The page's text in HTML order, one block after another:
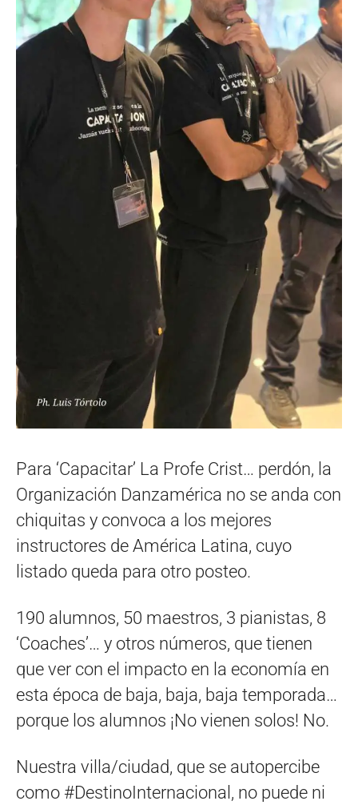
Para ‘Capacitar’ La Profe Crist… perdón, la
Organización Danzamérica no se anda con
chiquitas y convoca a los mejores
instructores de América Latina, cuyo
listado queda para otro posteo.
190 alumnos, 50 maestros, 3 pianistas, 8
‘Coaches’… y otros números, que tienen
que ver con el impacto en la economía en
esta época de baja, baja, baja temporada…
porque los alumnos ¡No vienen solos! No.
Nuestra villa/ciudad, que se autopercibe
como #DestinoInternacional, no puede ni